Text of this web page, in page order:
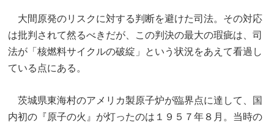
大間原発のリスクに対する判断を避けた司法。その対応
は批判されて然るべきだが、この判決の最大の瑕疵は、司
法が「核燃料サイクルの破綻」という状況をあえて看過し
ている点にある。
茨城県東海村のアメリカ製原子炉が臨界点に達して、国
内初の『原子の火』が灯ったのは１９５７年８月。当時の